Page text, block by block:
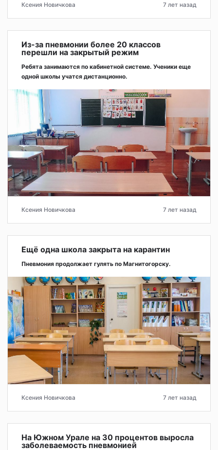
Ксения Новичкова 7 лет назад
Из-за пневмонии более 20 классов
перешли на закрытый режим
Ребята занимаются по кабинетной системе. Ученики еще
одной школы учатся дистанционно.
Ксения Новичкова 7 лет назад
Ещё одна школа закрыта на карантин
Пневмония продолжает гулять по Магнитогорску.
Ксения Новичкова 7 лет назад
На Южном Урале на 30 процентов выросла
заболеваемость пневмонией